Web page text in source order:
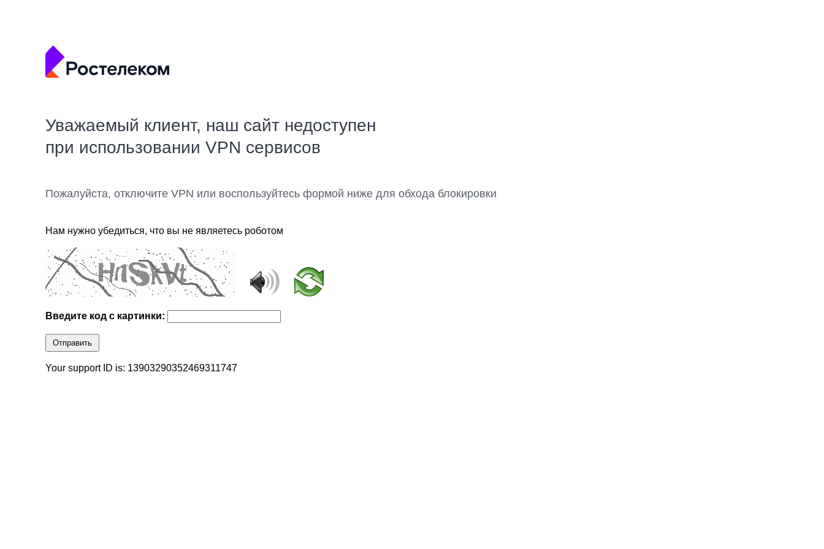
Уважаемый клиент, наш сайт недоступен
при использовании VPN сервисов
Пожалуйста, отключите VPN или воспользуйтесь формой ниже для обхода блокировки
Нам нужно убедиться, что вы не являетесь роботом
Введите код с картинки:
Отправить
Your support ID is: 13903290352469311747